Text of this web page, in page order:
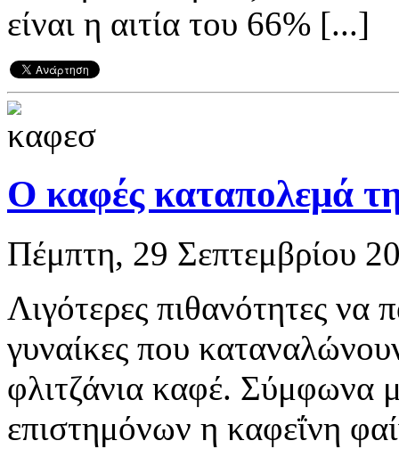
είναι η αιτία του 66% [...]
Ο καφές καταπολεμά
Πέμπτη, 29 Σεπτεμβρίου
Λιγότερες πιθανότητες να
γυναίκες που
φλιτζάνια καφέ. Σύμφωνα
επιστημόνων η καφεΐνη